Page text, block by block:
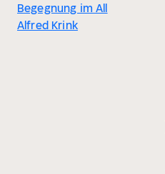
Begegnung im All
Alfred Krink